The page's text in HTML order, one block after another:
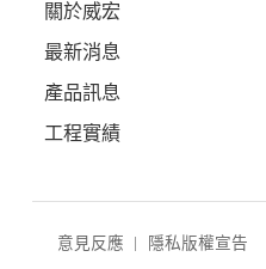
關於威宏
最新消息
產品訊息
工程實績
意見反應 隱私版權宣告